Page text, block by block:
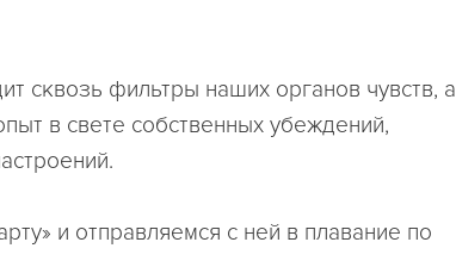
сквозь фильтры наших органов чувств, а
в свете собственных убеждений,
и отправляемся с ней в плавание по